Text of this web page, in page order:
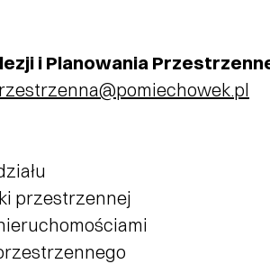
i Planowania
przestrzennej